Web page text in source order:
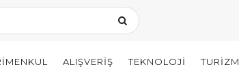
ALIŞVERIŞ TEKNOLOJI TURIZM